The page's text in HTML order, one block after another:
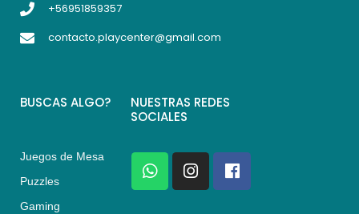
+56951859357
contacto.playcenter@gmail.com
BUSCAS ALGO?
Juegos de Mesa
Puzzles
Gaming
NUESTRAS REDES
SOCIALES
W
h
a
I
n
s
F
a
c